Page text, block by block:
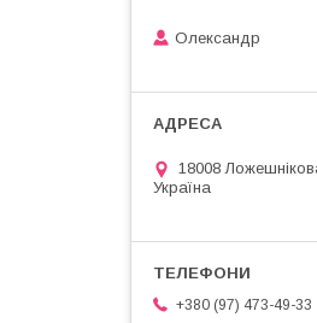
Олександр
18008
Україна
+380 (97) 473-49-33